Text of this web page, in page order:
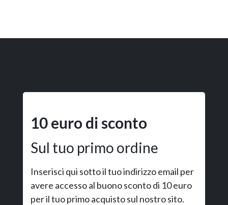
10 euro di sconto
Sul tuo primo ordine
Inserisci qui sotto il tuo indirizzo email per
avere accesso al buono sconto di 10 euro
per il tuo primo acquisto sul nostro sito.